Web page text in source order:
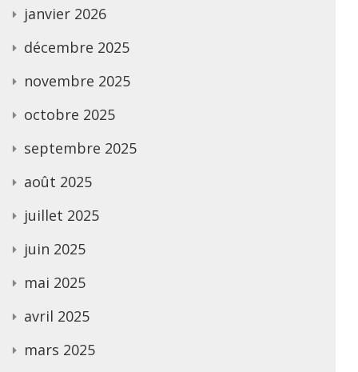
janvier 2026
décembre 2025
novembre 2025
octobre 2025
septembre 2025
août 2025
juillet 2025
juin 2025
mai 2025
avril 2025
mars 2025